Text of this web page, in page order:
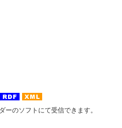
ーのソフトにて受信できます。